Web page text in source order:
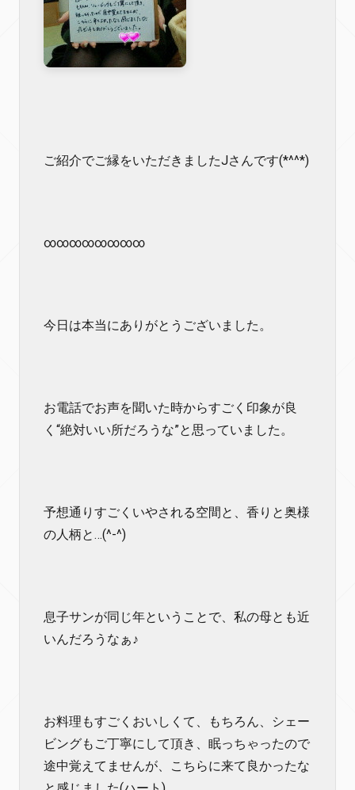
ご紹介でご縁をいただきましたJさんです(*^^*)
∞∞∞∞∞∞∞∞
今日は本当にありがとうございました。
お電話でお声を聞いた時からすごく印象が良
く“絶対いい所だろうな”と思っていました。
予想通りすごくいやされる空間と、香りと奥様
の人柄と…(^-^)
息子サンが同じ年ということで、私の母とも近
いんだろうなぁ♪
お料理もすごくおいしくて、もちろん、シェー
ビングもご丁寧にして頂き、眠っちゃったので
途中覚えてませんが、こちらに来て良かったな